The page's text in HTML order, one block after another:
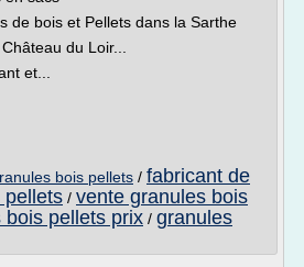
de bois et Pellets dans la Sarthe
du Loir...
et...
bois pellets / fabricant de
pellets / vente granules bois
bois pellets prix / granules